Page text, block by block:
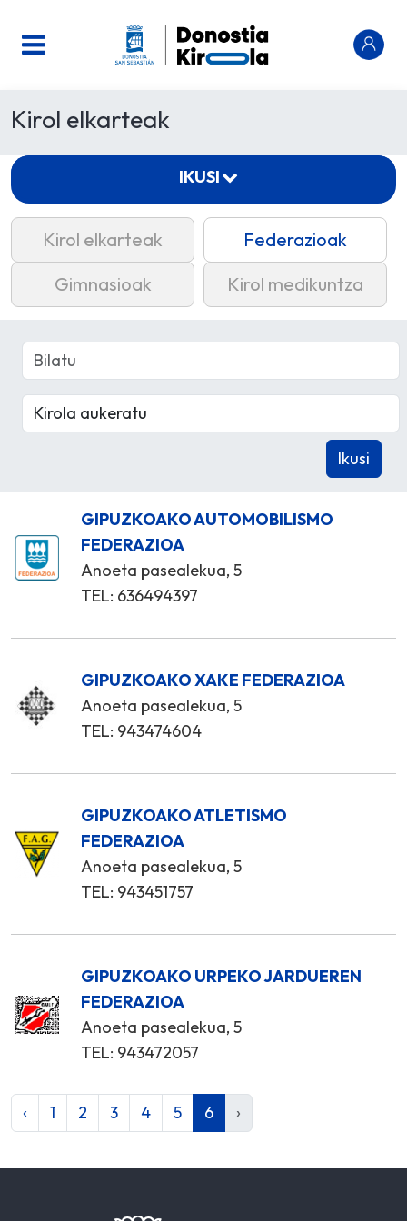
Kirol elkarteak
Kirol elkarteak
Federazioak
Gimnasioak
Kirol medikuntza
GIPUZKOAKO AUTOMOBILISMO
FEDERAZIOA
Anoeta pasealekua, 5
TEL: 636494397
GIPUZKOAKO XAKE FEDERAZIOA
Anoeta pasealekua, 5
TEL: 943474604
GIPUZKOAKO ATLETISMO
FEDERAZIOA
Anoeta pasealekua, 5
TEL: 943451757
GIPUZKOAKO URPEKO JARDUEREN
FEDERAZIOA
Anoeta pasealekua, 5
TEL: 943472057
‹ 1 2 3 4 5 6 ›
IKUSI